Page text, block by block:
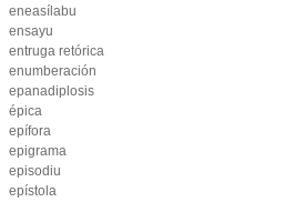
eneasílabu
ensayu
entruga retórica
enumberación
epanadiplosis
épica
epífora
epigrama
episodiu
epístola